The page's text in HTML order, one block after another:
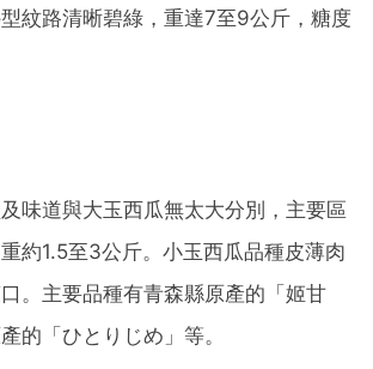
紋路清晰碧綠，重達7至9公斤，糖度
味道與大玉西瓜無太大分別，主要區
約1.5至3公斤。小玉西瓜品種皮薄肉
。主要品種有青森縣原產的「姬甘
的「ひとりじめ」等。